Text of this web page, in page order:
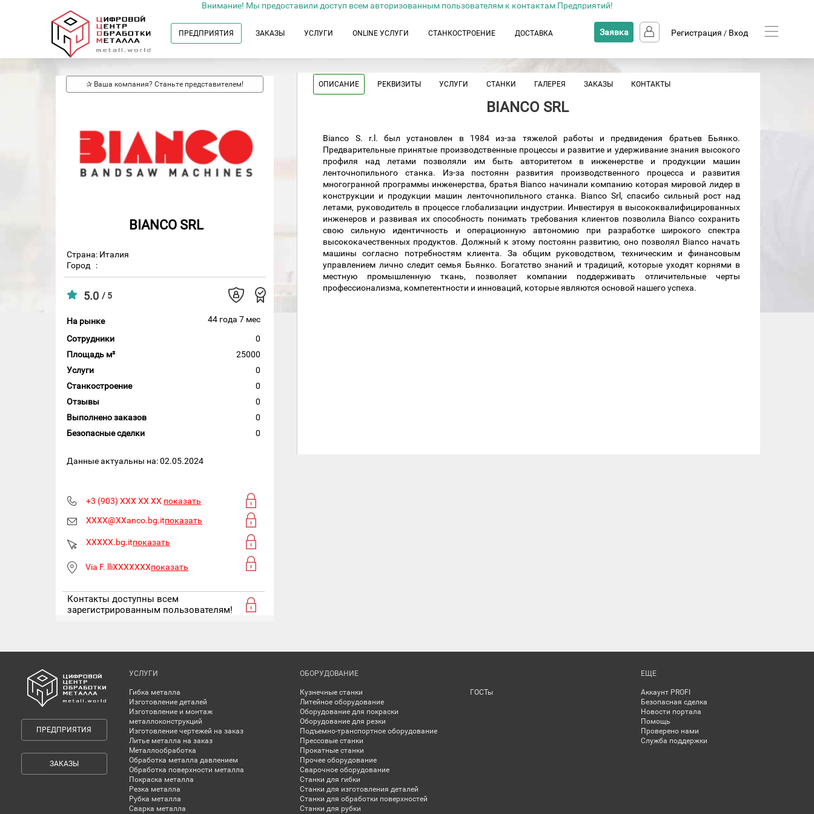
Внимание! Мы предоставили доступ всем авторизованным пользователям к контактам Предприятий!
ПРЕДПРИЯТИЯ ЗАКАЗЫ УСЛУГИ ONLINE УСЛУГИ СТАНКОСТРОЕНИЕ ДОСТАВКА Заявка Регистрация / Вход
✰ Ваша компания? Станьте представителем!
BIANCO SRL
Страна: Италия
Город
:
5.0 / 5
На рынке
44 года 7 мес
Сотрудники
0
Площадь м²
25000
Услуги
0
Станкостроение
0
Отзывы
0
Выполнено заказов
0
Безопасные сделки
0
Данные актуальны на: 02.05.2024
+3 (903) XXX XX XX показать
XXXX@XXanco.bg.itпоказать
XXXXX.bg.itпоказать
Via F. lliXXXXXXXпоказать
Контакты доступны всем
зарегистрированным пользователям!
ОПИСАНИЕ РЕКВИЗИТЫ УСЛУГИ СТАНКИ ГАЛЕРЕЯ ЗАКАЗЫ КОНТАКТЫ
BIANCO SRL
Bianco S. r.l. был установлен в 1984 из-за тяжелой работы и предвидения братьев Бьянко.
Предварительные принятые производственные процессы и развитие и удерживание знания высокого
профиля над летами позволяли им быть авторитетом в инженерстве и продукции машин
ленточнопильного станка. Из-за постоянн развития производственного процесса и развития
многогранной программы инженерства, братья Bianco начинали компанию которая мировой лидер в
конструкции и продукции машин ленточнопильного станка. Bianco Srl, спасибо сильный рост над
летами, руководитель в процессе глобализации индустрии. Инвестируя в высококвалифицированных
инженеров и развивая их способность понимать требования клиентов позволила Bianco сохранить
свою сильную идентичность и операционную автономию при разработке широкого спектра
высококачественных продуктов. Должный к этому постоянн развитию, оно позволял Bianco начать
машины согласно потребностям клиента. За общим руководством, техническим и финансовым
управлением лично следит семья Бьянко. Богатство знаний и традиций, которые уходят корнями в
местную промышленную ткань, позволяет компании поддерживать отличительные черты
профессионализма, компетентности и инноваций, которые являются основой нашего успеха.
ПРЕДПРИЯТИЯ
ЗАКАЗЫ
УСЛУГИ
Гибка металла
Изготовление деталей
Изготовление и монтаж
металлоконструкций
Изготовление чертежей на заказ
Литье металла на заказ
Металлообработка
Обработка металла давлением
Обработка поверхности металла
Покраска металла
Резка металла
Рубка металла
Сварка металла
ОБОРУДОВАНИЕ
Кузнечные станки
Литейное оборудование
Оборудование для покраски
Оборудование для резки
Подъемно-транспортное оборудование
Прессовые станки
Прокатные станки
Прочее оборудование
Сварочное оборудование
Станки для гибки
Станки для изготовления деталей
Станки для обработки поверхностей
Станки для рубки
ГОСТы
ЕЩЕ
Аккаунт PROFI
Безопасная сделка
Новости портала
Помощь
Проверено нами
Служба поддержки